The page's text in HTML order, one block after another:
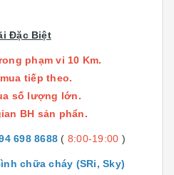
Đặc Biệt
phạm vi 10 Km.
tiếp theo.
số lượng lớn.
BH sản phẩn.
698 8688 ( 8:00-19:00 )
chữa cháy (SRi, Sky)